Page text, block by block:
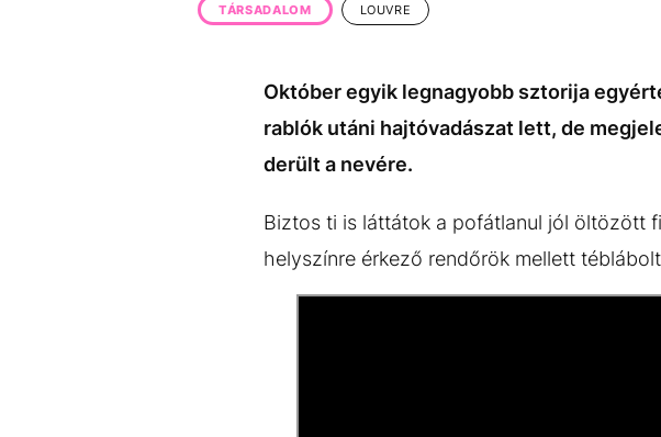
TÁRSADALOM LOUVRE
Október egyik legnagyobb sztorija
rablók utáni hajtóvadászat lett, de
derült a nevére.
Biztos ti is láttátok a pofátlanul jól öltözött
helyszínre érkező rendőrök mellett